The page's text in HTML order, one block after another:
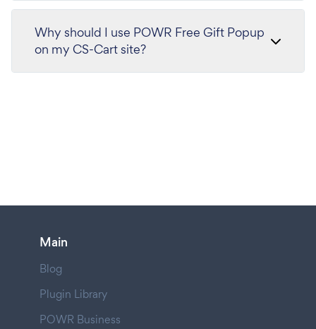
Why should I use POWR Free Gift Popup
on my CS-Cart site?
Main
Blog
Plugin Library
POWR Business